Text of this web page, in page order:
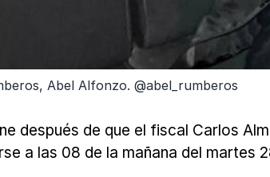
Abel Alfonzo. @abel_rumberos
después de que el fiscal Carlos
a las 08 de la mañana del martes